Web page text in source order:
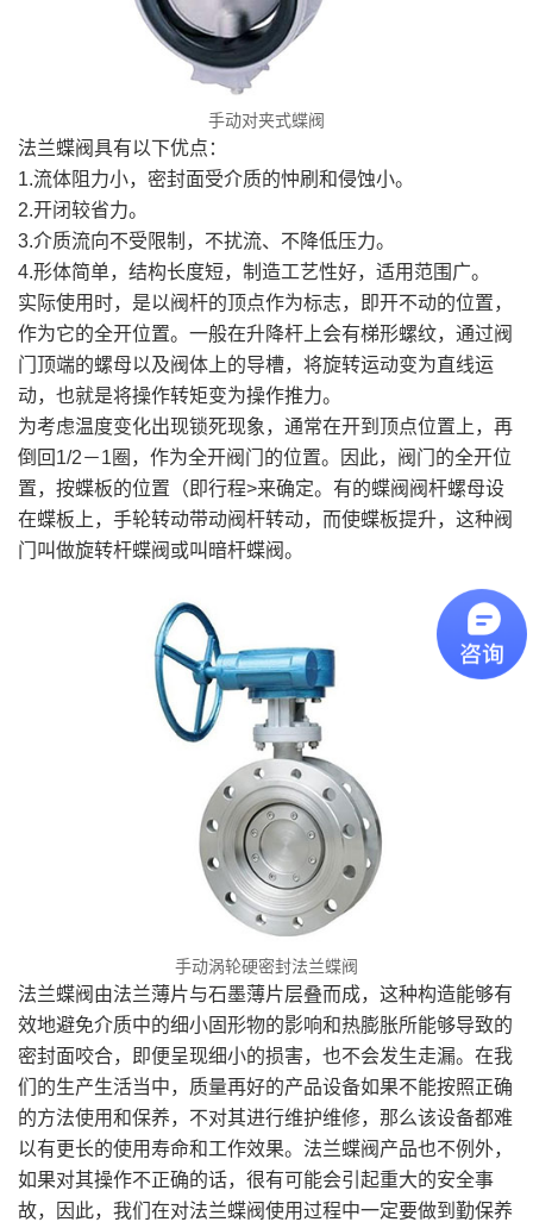
手动对夹式蝶阀
法兰蝶阀具有以下优点：
1.流体阻力小，密封面受介质的忡刷和侵蚀小。
2.开闭较省力。
3.介质流向不受限制，不扰流、不降低压力。
4.形体简单，结构长度短，制造工艺性好，适用范围广。
实际使用时，是以阀杆的顶点作为标志，即开不动的位置，
作为它的全开位置。一般在升降杆上会有梯形螺纹，通过阀
门顶端的螺母以及阀体上的导槽，将旋转运动变为直线运
动，也就是将操作转矩变为操作推力。
为考虑温度变化出现锁死现象，通常在开到顶点位置上，再
倒回1/2－1圈，作为全开阀门的位置。因此，阀门的全开位
置，按蝶板的位置（即行程>来确定。有的蝶阀阀杆螺母设
在蝶板上，手轮转动带动阀杆转动，而使蝶板提升，这种阀
门叫做旋转杆蝶阀或叫暗杆蝶阀。
手动涡轮硬密封法兰蝶阀
法兰蝶阀由法兰薄片与石墨薄片层叠而成，这种构造能够有
效地避免介质中的细小固形物的影响和热膨胀所能够导致的
密封面咬合，即便呈现细小的损害，也不会发生走漏。在我
们的生产生活当中，质量再好的产品设备如果不能按照正确
的方法使用和保养，不对其进行维护维修，那么该设备都难
以有更长的使用寿命和工作效果。法兰蝶阀产品也不例外，
如果对其操作不正确的话，很有可能会引起重大的安全事
故，因此，我们在对法兰蝶阀使用过程中一定要做到勤保养